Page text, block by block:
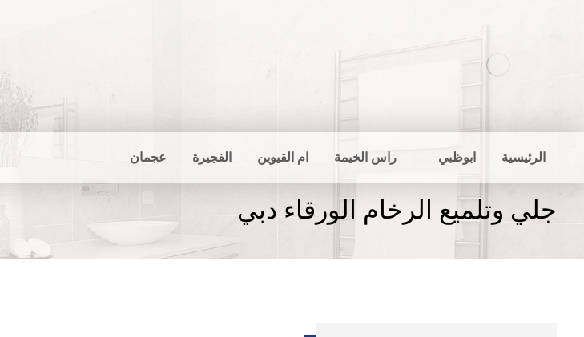
الرئيسية ابوظبي راس الخيمة ام القيوين الفجيرة عجمان
جلي وتلميع الرخام الورقاء دبي